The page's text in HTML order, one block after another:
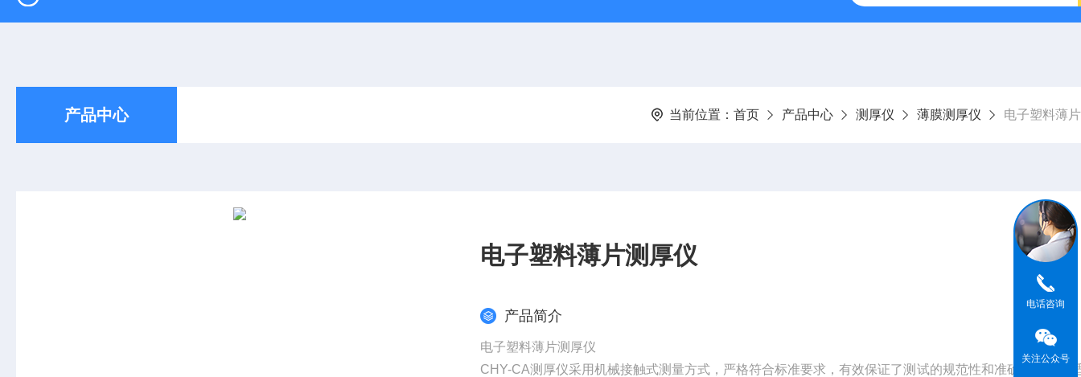
产品中心 当前位置： 首页 产品中心 测厚仪 薄膜测厚仪 电子塑料薄
电子塑料薄片测厚仪
产品简介
电子塑料薄片测厚仪
CHY-CA测厚仪采用机械接触式测量方式，严格符合标准要求，有效保证了测试的规范性和准确性。专业
电话咨询
关注公众号